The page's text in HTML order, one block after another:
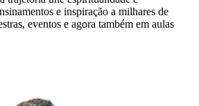
e inspiração a milhares de
eventos e agora também em aulas